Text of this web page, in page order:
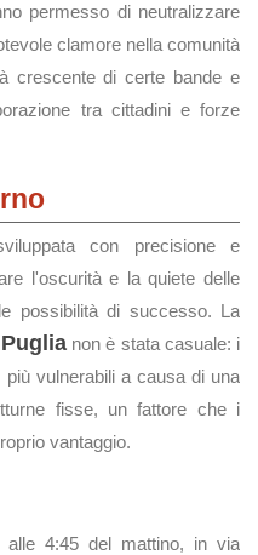
permesso di neutralizzare
clamore nella comunità
crescente di certe bande e
tra cittadini e forze
con precisione e
l'oscurità e la quiete delle
possibilità di successo. La
non è stata casuale: i
vulnerabili a causa di una
fisse, un fattore che i
vantaggio.
alle 4:45 del mattino, in via